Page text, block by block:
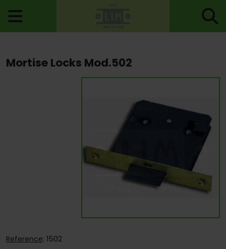
Mortise Locks Mod.502
Reference: 1502